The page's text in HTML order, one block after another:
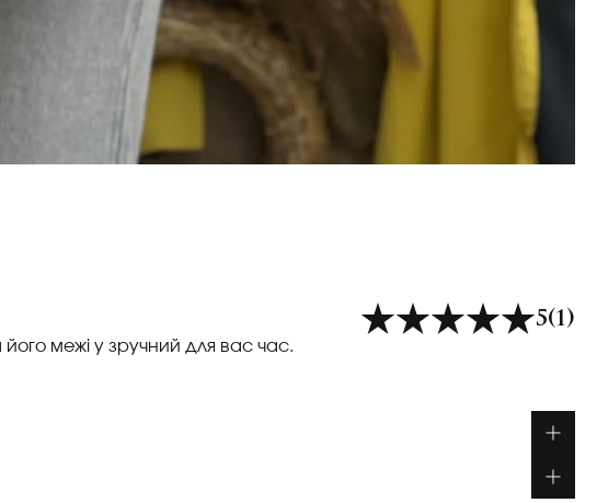
5(1)
межі у зручний для вас час.